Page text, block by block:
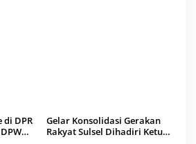
di DPR
Gelar Konsolidasi Gerakan
Rakyat Sulsel Dihadiri Ketua